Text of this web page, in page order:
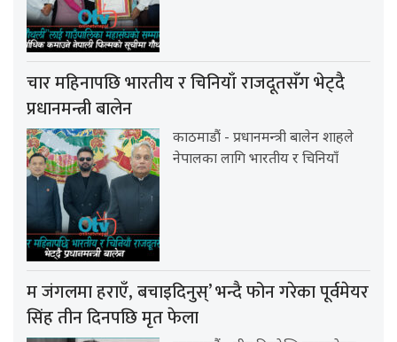
चार महिनापछि भारतीय र चिनियाँ राजदूतसँग भेट्दै
प्रधानमन्त्री बालेन
काठमाडौं - प्रधानमन्त्री बालेन शाहले
नेपालका लागि भारतीय र चिनियाँ
म जंगलमा हराएँ, बचाइदिनुस्’ भन्दै फोन गरेका पूर्वमेयर
सिंह तीन दिनपछि मृत फेला